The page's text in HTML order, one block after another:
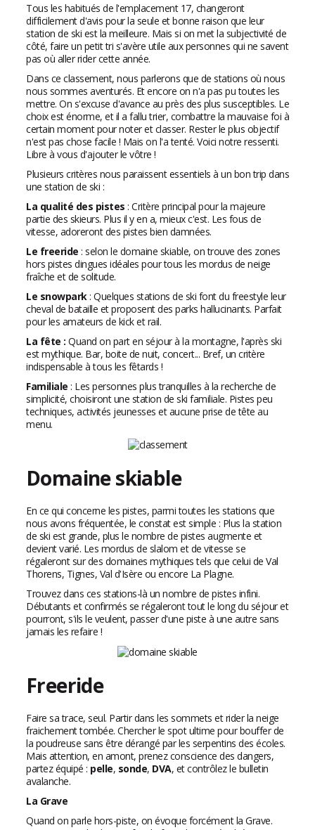
Tous les habitués de l'emplacement 17, changeront
difficilement d'avis pour la seule et bonne raison que leur
station de ski est la meilleure. Mais si on met la subjectivité de
côté, faire un petit tri s'avère utile aux personnes qui ne savent
pas où aller rider cette année.
Dans ce classement, nous parlerons que de stations où nous
nous sommes aventurés. Et encore on n'a pas pu toutes les
mettre. On s'excuse d'avance au près des plus susceptibles. Le
choix est énorme, et il a fallu trier, combattre la mauvaise foi à
certain moment pour noter et classer. Rester le plus objectif
n'est pas chose facile ! Mais on l'a tenté. Voici notre ressenti.
Libre à vous d'ajouter le vôtre !
Plusieurs critères nous paraissent essentiels à un bon trip dans
une station de ski :
La qualité des pistes : Critère principal pour la majeure
partie des skieurs. Plus il y en a, mieux c'est. Les fous de
vitesse, adoreront des pistes bien damnées.
Le freeride : selon le domaine skiable, on trouve des zones
hors pistes dingues idéales pour tous les mordus de neige
fraîche et de solitude.
Le snowpark: Quelques stations de ski font du freestyle leur
cheval de bataille et proposent des parks hallucinants. Parfait
pour les amateurs de kick et rail.
La fête : Quand on part en séjour à la montagne, l'après ski
est mythique. Bar, boite de nuit, concert... Bref, un critère
indispensable à tous les fêtards !
Familiale : Les personnes plus tranquilles à la recherche de
simplicité, choisiront une station de ski familiale. Pistes peu
techniques, activités jeunesses et aucune prise de tête au
menu.
Domaine skiable
En ce qui concerne les pistes, parmi toutes les stations que
nous avons fréquentée, le constat est simple : Plus la station
de ski est grande, plus le nombre de pistes augmente et
devient varié. Les mordus de slalom et de vitesse se
régaleront sur des domaines mythiques tels que celui de Val
Thorens, Tignes, Val d'Isère ou encore La Plagne.
Trouvez dans ces stations-là un nombre de pistes infini.
Débutants et confirmés se régaleront tout le long du séjour et
pourront, s'ils le veulent, passer d'une piste à une autre sans
jamais les refaire !
Freeride
Faire sa trace, seul. Partir dans les sommets et rider la neige
fraichement tombée. Chercher le spot ultime pour bouffer de
la poudreuse sans être dérangé par les serpentins des écoles.
Mais attention, en amont, prenez conscience des dangers,
partez équipé : pelle, sonde, DVA, et contrôlez le bulletin
avalanche.
La Grave
Quand on parle hors-piste, on évoque forcément la Grave.